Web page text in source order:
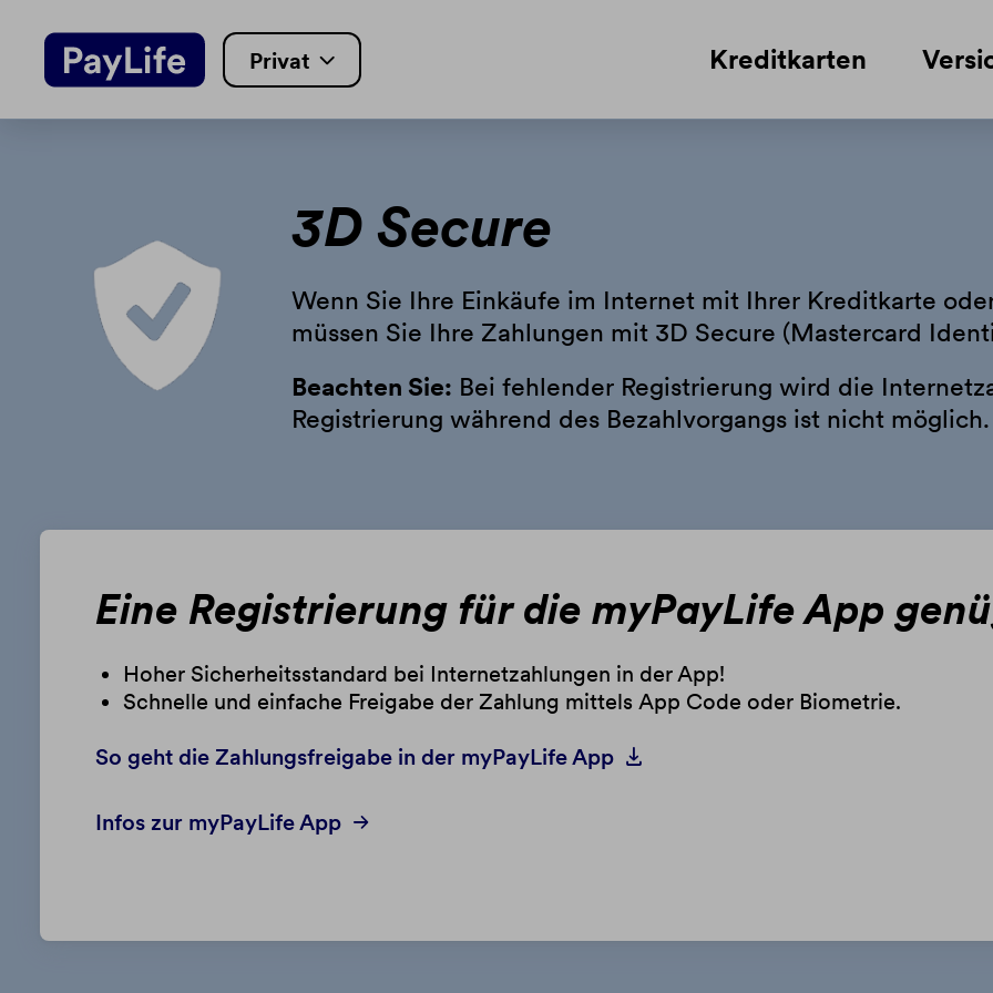
Weiter
Inhalt
Weiter
Fußzeile
Privat Kreditkarten
3D Secure
Wenn Sie Ihre Einkäufe im Internet mit Ihrer Kreditkarte
müssen Sie Ihre Zahlungen mit 3D Secure (Mastercard
Beachten Sie: Bei fehlender Registrierung wird die
Registrierung während des Bezahlvorgangs ist nicht möglich.
Eine Registrierung für die myPayLife App
Hoher Sicherheitsstandard bei Internetzahlungen in der App!
Schnelle und einfache Freigabe der Zahlung mittels App Code oder Biometrie.
So geht die Zahlungsfreigabe in der myPayLife App
Infos zur myPayLife App